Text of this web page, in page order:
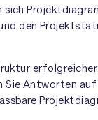
sich
den
Antworten